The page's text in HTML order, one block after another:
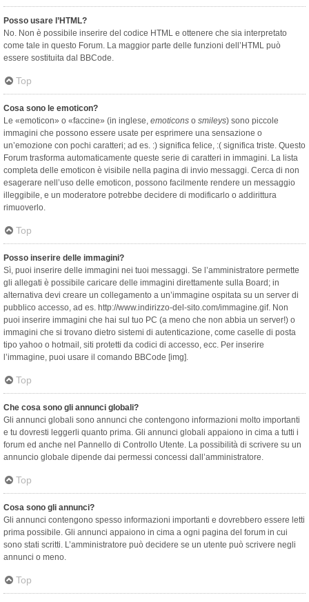
Posso usare l’HTML?
No. Non è possibile inserire del codice HTML e ottenere che sia interpretato
come tale in questo Forum. La maggior parte delle funzioni dell’HTML può
essere sostituita dal BBCode.
Top
Cosa sono le emoticon?
Le «emoticon» o «faccine» (in inglese, emoticons o smileys) sono piccole
immagini che possono essere usate per esprimere una sensazione o
un’emozione con pochi caratteri; ad es. :) significa felice, :( significa triste. Questo
Forum trasforma automaticamente queste serie di caratteri in immagini. La lista
completa delle emoticon è visibile nella pagina di invio messaggi. Cerca di non
esagerare nell’uso delle emoticon, possono facilmente rendere un messaggio
illeggibile, e un moderatore potrebbe decidere di modificarlo o addirittura
rimuoverlo.
Top
Posso inserire delle immagini?
Sì, puoi inserire delle immagini nei tuoi messaggi. Se l’amministratore permette
gli allegati è possibile caricare delle immagini direttamente sulla Board; in
alternativa devi creare un collegamento a un’immagine ospitata su un server di
pubblico accesso, ad es. http://www.indirizzo-del-sito.com/immagine.gif. Non
puoi inserire immagini che hai sul tuo PC (a meno che non abbia un server!) o
immagini che si trovano dietro sistemi di autenticazione, come caselle di posta
tipo yahoo o hotmail, siti protetti da codici di accesso, ecc. Per inserire
l’immagine, puoi usare il comando BBCode [img].
Top
Che cosa sono gli annunci globali?
Gli annunci globali sono annunci che contengono informazioni molto importanti
e tu dovresti leggerli quanto prima. Gli annunci globali appaiono in cima a tutti i
forum ed anche nel Pannello di Controllo Utente. La possibilità di scrivere su un
annuncio globale dipende dai permessi concessi dall’amministratore.
Top
Cosa sono gli annunci?
Gli annunci contengono spesso informazioni importanti e dovrebbero essere letti
prima possibile. Gli annunci appaiono in cima a ogni pagina del forum in cui
sono stati scritti. L’amministratore può decidere se un utente può scrivere negli
annunci o meno.
Top